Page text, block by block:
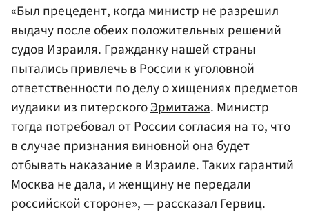
«Был прецедент, когда министр не разрешил
выдачу после обеих положительных решений
судов Израиля. Гражданку нашей страны
пытались привлечь в России к уголовной
ответственности по делу о хищениях предметов
иудаики из питерскогоЭрмитажа. Министр
тогда потребовал от России согласия на то, что
в случае признания виновной она будет
отбывать наказание в Израиле. Таких гарантий
Москва не дала, и женщину не передали
российской стороне», — рассказал Гервиц.